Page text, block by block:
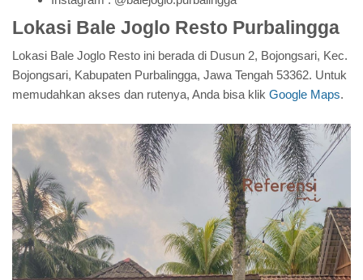
Lokasi Bale Joglo Resto Purbalingga
Lokasi Bale Joglo Resto ini berada di Dusun 2, Bojongsari, Kec.
Bojongsari, Kabupaten Purbalingga, Jawa Tengah 53362. Untuk
memudahkan akses dan rutenya, Anda bisa klik Google Maps.